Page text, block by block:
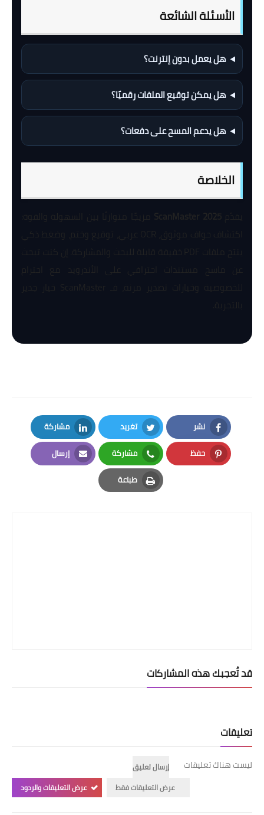
الأسئلة الشائعة
هل يعمل بدون إنترنت؟
هل يمكن توقيع الملفات رقميًا؟
هل يدعم المسح على دفعات؟
الخلاصة
يقدّمScanMaster 2025 مزيجًا متوازنًا بين السهولة والقوة:
اكتشاف حواف موثوق، OCR عربي، توقيع وختم، وضغط ذكي
ينتج ملفات PDF خفيفة قابلة للبحث والمشاركة. إن كنت تبحث
عن ماسح مستندات احترافي على الأندرويد مع احترام
للخصوصية وخيارات تصدير مرنة، فـ ScanMaster خيار جدير
بالتجربة.
نشر
Facebook
تغريد
Twitter
مشاركة
LinkedIn
حفظ
Pinterest
مشاركة
Whatsapp
إرسال
Email
طباعة
Print
قد تُعجبك هذه المشاركات
تعليقات
ليست هناك تعليقات
إرسال تعليق
عرض التعليقات فقط
عرض التعليقات والردود